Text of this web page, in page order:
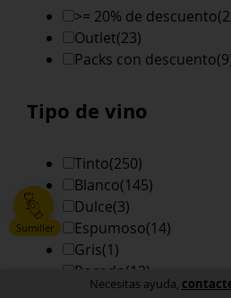
Sumiller
>= 20% de descuento
Outlet(23)
Packs con descuento
Tipo de vino
Tinto(250)
Blanco(145)
Dulce(3)
Espumoso(14)
Gris(1)
Rosado(12)
Necesitas ayuda,